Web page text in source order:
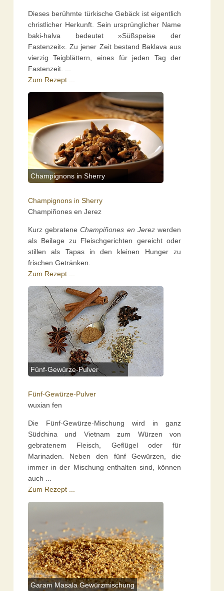
Dieses berühmte türkische Gebäck ist eigentlich
christlicher Herkunft. Sein ursprünglicher Name
baki-halva bedeutet »Süßspeise der
Fastenzeit«. Zu jener Zeit bestand Baklava aus
vierzig Teigblättern, eines für jeden Tag der
Fastenzeit. ...
Zum Rezept ...
Champignons in Sherry
Champignons in Sherry
Champiñones en Jerez
Kurz gebrateneChampiñones en Jerezwerden
als Beilage zu Fleischgerichten gereicht oder
stillen als Tapas in den kleinen Hunger zu
frischen Getränken.
Zum Rezept ...
Fünf-Gewürze-Pulver
Fünf-Gewürze-Pulver
wuxian fen
Die Fünf-Gewürze-Mischung wird in ganz
Südchina und Vietnam zum Würzen von
gebratenem Fleisch, Geflügel oder für
Marinaden. Neben den fünf Gewürzen, die
immer in der Mischung enthalten sind, können
auch ...
Zum Rezept ...
Garam Masala Gewürzmischung